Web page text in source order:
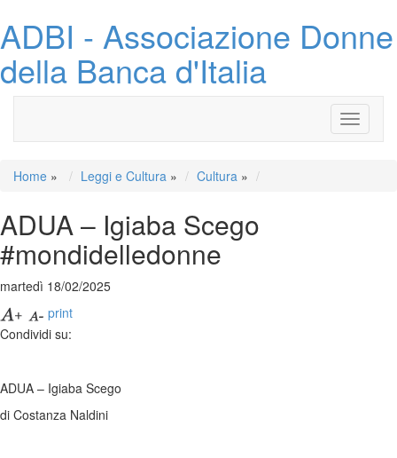
ADBI - Associazione Donne
della Banca d'Italia
Toggle
Home » Leggi e Cultura » Cultura »
ADUA – Igiaba Scego
#mondidelledonne
martedì 18/02/2025
print
Condividi su:
ADUA – Igiaba Scego
di Costanza Naldini